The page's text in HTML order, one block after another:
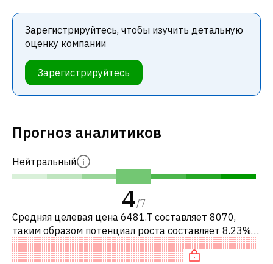
Зарегистрируйтесь, чтобы изучить детальную
оценку компании
Зарегистрируйтесь
Прогноз аналитиков
Нейтральный
4/7
Средняя целевая цена 6481.T составляет 8070,
таким образом потенциал роста составляет 8.23%.
Обычно это означает рекомендацию «ДЕРЖАТЬ»
среди инвестиционных компаний. Эта